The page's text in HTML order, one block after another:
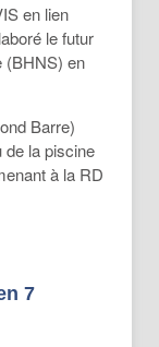
en lien
le futur
(BHNS) en
Barre)
de la piscine
à la RD
7